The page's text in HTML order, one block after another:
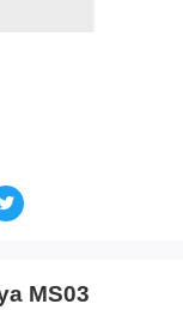
MS03